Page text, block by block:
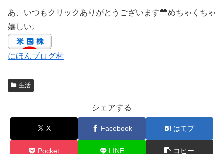
あ、いつもクリックありがとうございます💛めちゃくちゃ
嬉しい。
にほんブログ村
生活
シェアする
X Facebook はてブ
Pocket LINE コピー